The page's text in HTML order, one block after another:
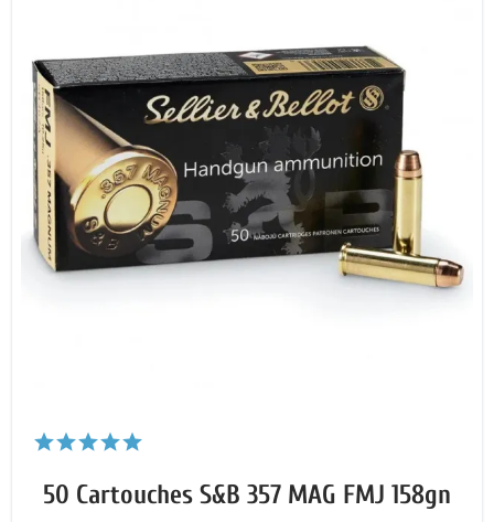
50 Cartouches S&B 357 MAG FMJ 158gn